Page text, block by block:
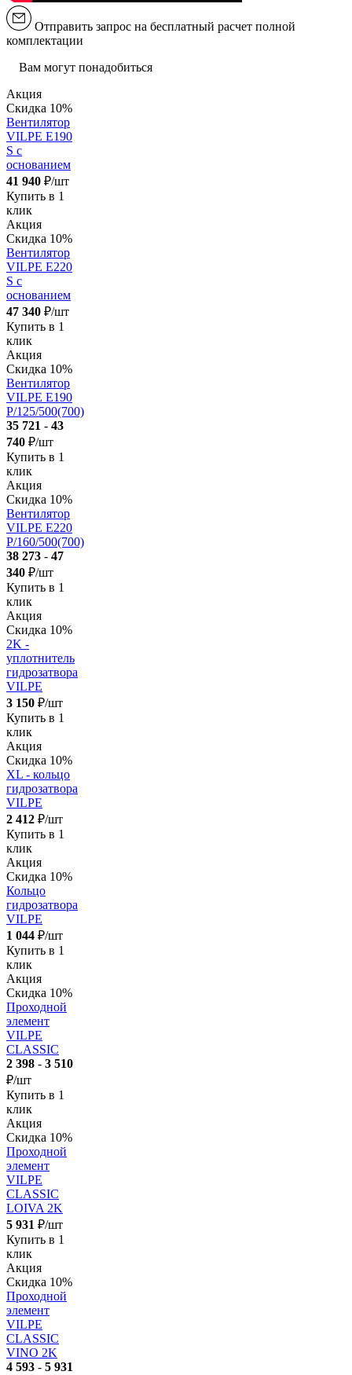
Отправить запрос на бесплатный расчет полной
комплектации
Вам могут понадобиться
Акция
Скидка 10%
Вентилятор
VILPE E190
S с
основанием
41 940 ₽/шт
Купить в 1
клик
Акция
Скидка 10%
Вентилятор
VILPE E220
S с
основанием
47 340 ₽/шт
Купить в 1
клик
Акция
Скидка 10%
Вентилятор
VILPE Е190
Р/125/500(700)
35 721 - 43
740 ₽/шт
Купить в 1
клик
Акция
Скидка 10%
Вентилятор
VILPE Е220
P/160/500(700)
38 273 - 47
340 ₽/шт
Купить в 1
клик
Акция
Скидка 10%
2K -
уплотнитель
гидрозатвора
VILPE
3 150 ₽/шт
Купить в 1
клик
Акция
Скидка 10%
XL - кольцо
гидрозатвора
VILPE
2 412 ₽/шт
Купить в 1
клик
Акция
Скидка 10%
Кольцо
гидрозатвора
VILPE
1 044 ₽/шт
Купить в 1
клик
Акция
Скидка 10%
Проходной
элемент
VILPE
CLASSIC
2 398 - 3 510
₽/шт
Купить в 1
клик
Акция
Скидка 10%
Проходной
элемент
VILPE
CLASSIC
LOIVA 2K
5 931 ₽/шт
Купить в 1
клик
Акция
Скидка 10%
Проходной
элемент
VILPE
CLASSIC
VINO 2K
4 593 - 5 931